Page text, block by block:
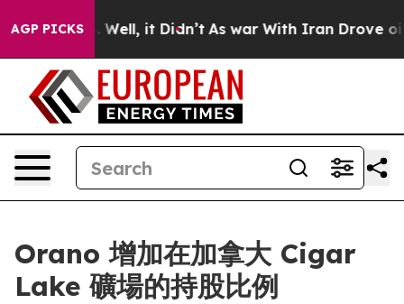
AGP PICKS
40%. Well, it Didn’t As war With Iran Drove oil
Orano 增加在加拿大 Cigar
Lake 礦場的持股比例